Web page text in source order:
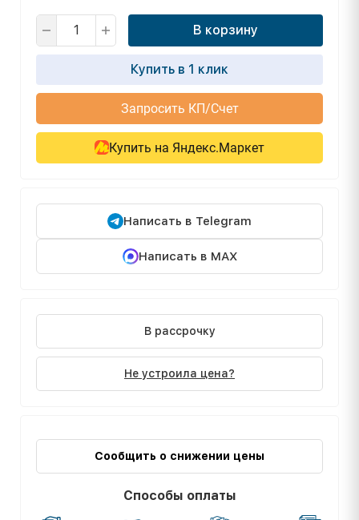
В корзину
Купить в 1 клик
Запросить КП/Счет
Купить на Яндекс.Маркет
Написать в Telegram
Написать в MAX
В рассрочку
Не устроила цена?
Сообщить о снижении цены
Способы оплаты